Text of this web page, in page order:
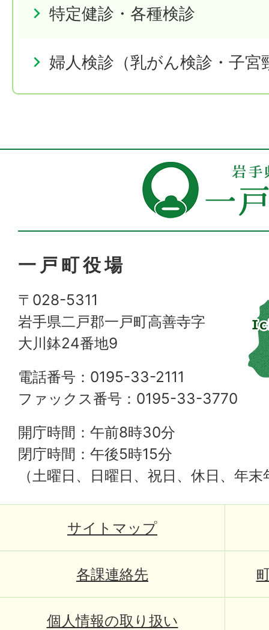
特定健診・各種検診
婦人検診（乳がん検診・子宮
一戸町役場
〒028-5311
岩手県二戸郡一戸町高善寺字
大川鉢24番地9
電話番号：0195-33-2111
ファックス番号：0195-33-3770
開庁時間：午前8時30分
閉庁時間：午後5時15分
（土曜日、日曜日、祝日、休日、年
サイトマップ
各課連絡先
個人情報の取り扱い